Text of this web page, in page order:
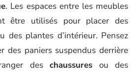
. Les espaces entre les meubles
être utilisés pour placer des
des plantes d’intérieur. Pensez
des paniers suspendus derrière
des chaussures ou des